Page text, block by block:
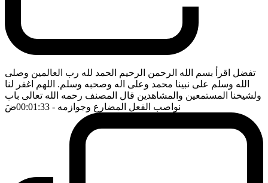
تفضل اقرأ بسم الله الرحمن الرحيم الحمد لله رب العالمين وصلى
الله وسلم على نبينا محمد وعلى اله وصحبه وسلم. اللهم اغفر لنا
ولشيخنا المستمعين والمشاهدين قال المصنف رحمه الله تعالى باب
نواصب الفعل المضارع وجوازمه - 00:01:33 ضَ